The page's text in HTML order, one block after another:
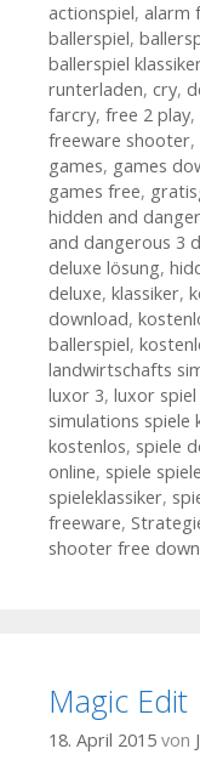
actionspiel, alarm
ballerspiel,
ballerspiel
runterladen, cry,
farcry, free 2 play,
freeware shooter,
games, games
games free,
hidden and
and dangerous 3
deluxe lösung,
deluxe, klassiker,
download,
ballerspiel,
landwirtschafts
luxor 3, luxor
simulations spiele
kostenlos, spiele
online, spiele
spieleklassiker,
freeware,
shooter free
Magic Edit
18. April 2015 von